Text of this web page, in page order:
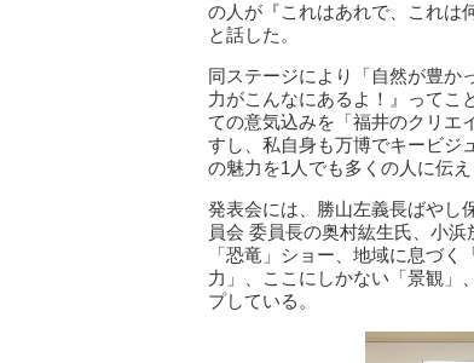
の人が『これはあれで、これは
と話した。
同ステージにより「自然が豊か
力がこんなにあるよ！』ってこ
ての意気込みを「福井のクリエ
すし、私自身も万博でキービジ
の魅力を1人でも多くの人に伝
発表会には、勝山左義長ばやし
員会 委員長の奥村紘生氏、小
「恐竜」ショー、地域に息づ
力」、ここにしかない「景観」
プしている。